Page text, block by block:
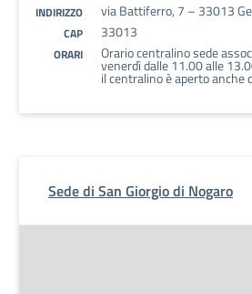
INDIRIZZO via Battiferro, 7 – 33013
CAP 33013
ORARI Orario centralino sede
venerdì dalle 11.00 alle
il centralino è aperto anche
Sede di San Giorgio di Nogaro